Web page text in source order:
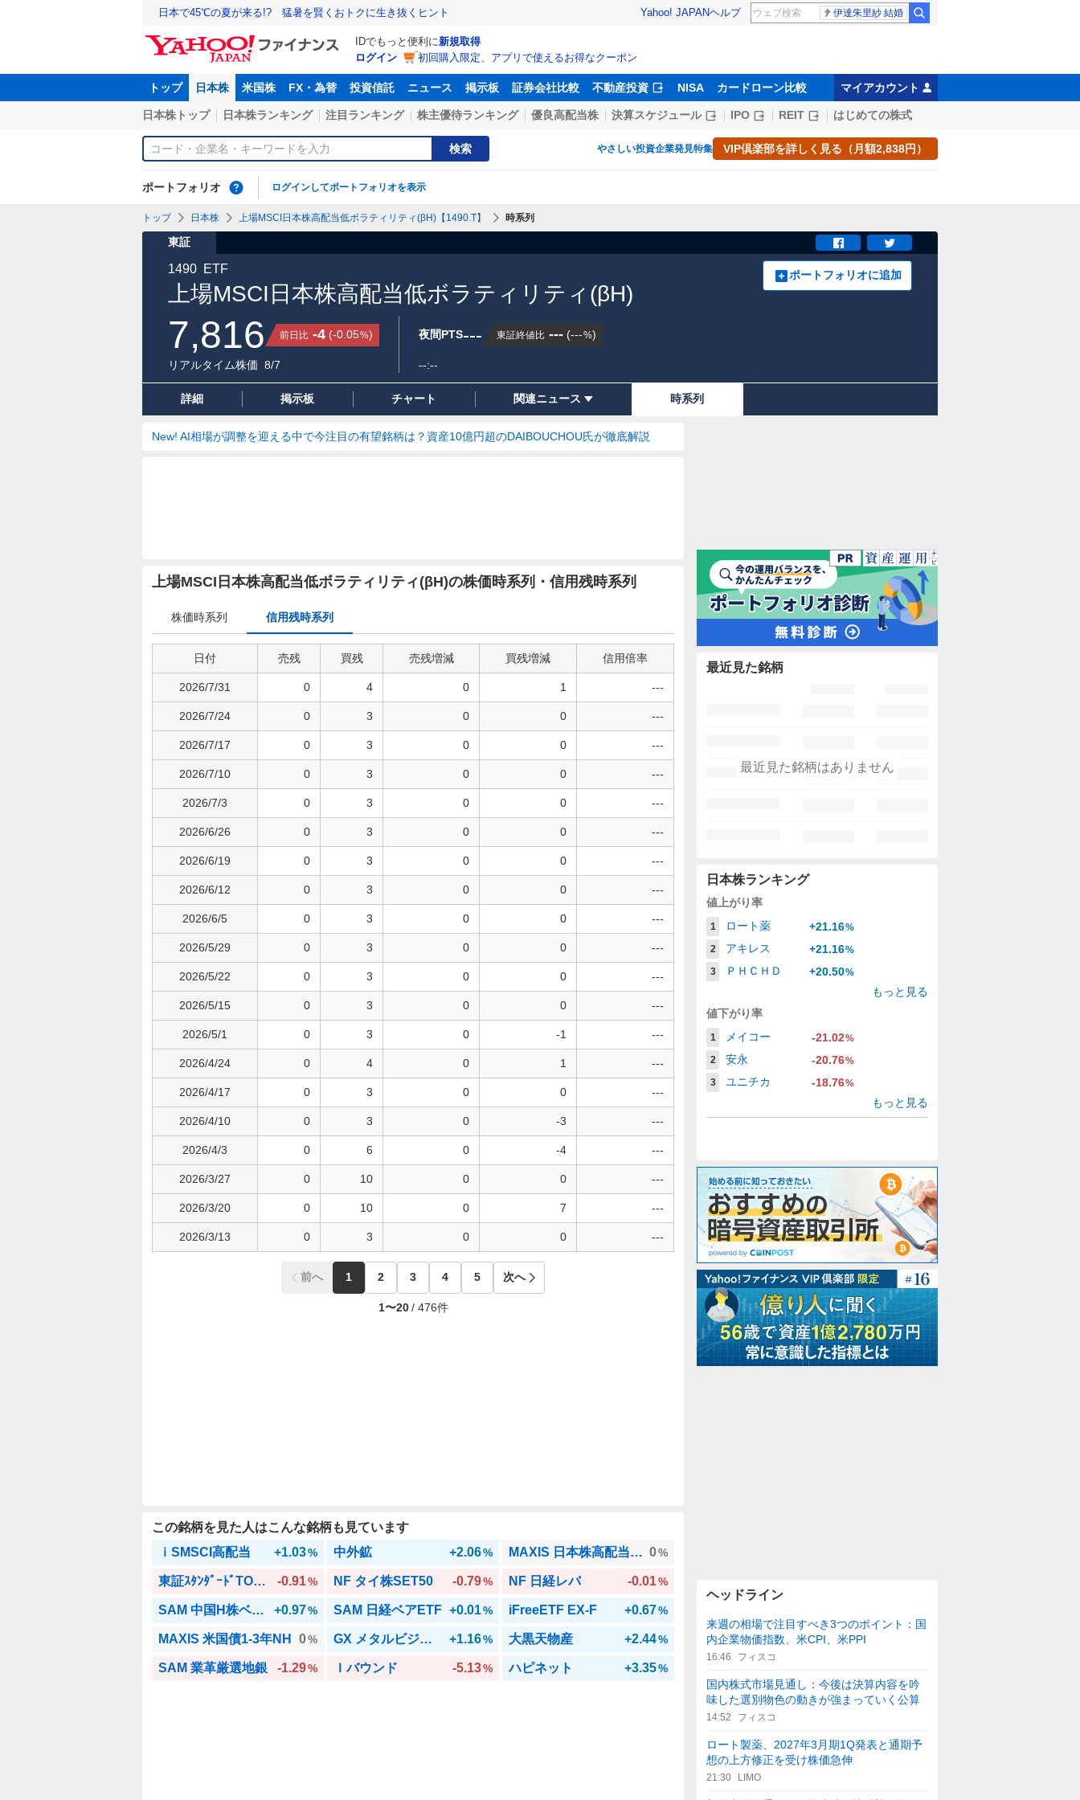
日本で45℃の夏が来る!? 猛暑を賢くおトクに生き抜くヒント Yahoo! JAPANヘルプ 伊達朱里紗 結婚
IDでもっと便利に新規取得
ログイン
初回購入限定、アプリで使えるお得なクーポン
トップ 日本株 米国株 FX・為替 投資信託 ニュース 掲示板 証券会社比較 不動産投資 NISA カードローン比較 マイアカウント
日本株トップ 日本株ランキング 注目ランキング 株主優待ランキング 優良高配当株 決算スケジュール IPO REIT はじめての株式
検索 やさしい投資企業発見特集 VIP倶楽部を詳しく見る（月額2,838円）
ポートフォリオ ログインしてポートフォリオを表示
トップ 日本株 上場MSCI日本株高配当低ボラティリティ(βH)【1490.T】 時系列
東証
上場MSCI日本株高配当低ボラティリティ(βH)
1490 ETF ポートフォリオに追加
7,816 前日比 -4 (-0.05%)
リアルタイム株価 8/7
夜間PTS--- 東証終値比 --- (---%)
--:--
詳細 掲示板 チャート 関連ニュース 時系列
New! AI相場が調整を迎える中で今注目の有望銘柄は？資産10億円超のDAIBOUCHOU氏が徹底解説
上場MSCI日本株高配当低ボラティリティ(βH)の株価時系列・信用残時系列
用
残
列
株価時系列 信用残時系列
日付 売残 買残 売残増減 買残増減 信用倍率
2026/7/31 0 4 0 1 ---
2026/7/24 0 3 0 0 ---
2026/7/17 0 3 0 0 ---
2026/7/10 0 3 0 0 ---
2026/7/3 0 3 0 0 ---
2026/6/26 0 3 0 0 ---
2026/6/19 0 3 0 0 ---
2026/6/12 0 3 0 0 ---
2026/6/5 0 3 0 0 ---
2026/5/29 0 3 0 0 ---
2026/5/22 0 3 0 0 ---
2026/5/15 0 3 0 0 ---
2026/5/1 0 3 0 -1 ---
2026/4/24 0 4 0 1 ---
2026/4/17 0 3 0 0 ---
2026/4/10 0 3 0 -3 ---
2026/4/3 0 6 0 -4 ---
2026/3/27 0 10 0 0 ---
2026/3/20 0 10 0 7 ---
2026/3/13 0 3 0 0 ---
前へ 1 2 3 4 5 次へ
1〜20 / 476件
この銘柄を見た人はこんな銘柄も見ています
ｉSMSCI高配当
+1.03% 中外鉱 +2.06% MAXIS 日本株高配当70 0%
東証ｽﾀﾝﾀﾞｰﾄﾞTOP20 -0.91% NF タイ株SET50 -0.79% NF 日経レバ -0.01%
SAM 中国H株ベアETF +0.97% SAM 日経ベアETF +0.01% iFreeETF EX-F +0.67%
MAXIS 米国債1-3年NH 0% GX メタルビジ日株 +1.16% 大黒天物産 +2.44%
SAM 業革厳選地銀 -1.29% Ｉバウンド -5.13% ハピネット +3.35%
最近見た銘柄
最近見た銘柄はありません
日本株ランキング
値上がり率
1 ロート薬 +21.16%
2
アキレス +21.16%
3
ＰＨＣＨＤ +20.50%
もっと見る
値下がり率
1 メイコー -21.02%
2
安永 -20.76%
3
ユニチカ -18.76%
もっと見る
ヘッドライン
来週の相場で注目すべき3つのポイント：国
内企業物価指数、米CPI、米PPI
16:46 フィスコ
国内株式市場見通し：今後は決算内容を吟
味した選別物色の動きが強まっていく公算
14:52 フィスコ
ロート製薬、2027年3月期1Q発表と通期予
想の上方修正を受け株価急伸
21:30 LIMO